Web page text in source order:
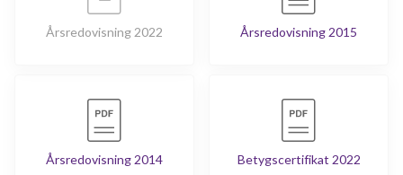
Årsredovisning 2022 Årsredovisning 2015
Årsredovisning 2014 Betygscertifikat 2022